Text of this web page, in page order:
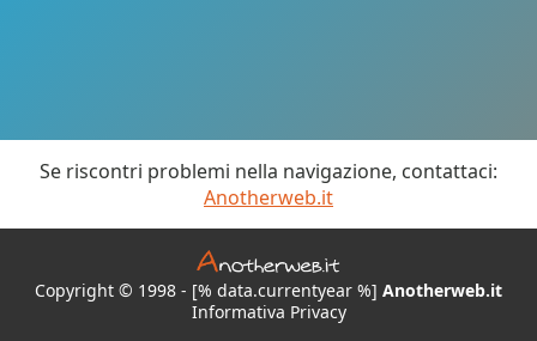
Se riscontri problemi nella navigazione, contattaci:
Anotherweb.it
Copyright © 1998 - [% data.currentyear %] Anotherweb.it
Informativa Privacy